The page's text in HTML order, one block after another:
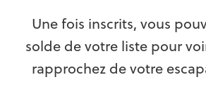
Une fois inscrits, vous
solde de votre liste pour
rapprochez de votre